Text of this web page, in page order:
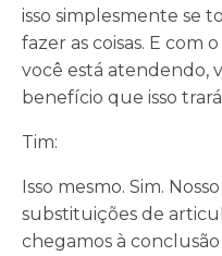
isso simplesmente se
fazer as coisas. E com
você está atendendo,
benefício que isso
Tim:
Isso mesmo. Sim.
substituições de
chegamos à